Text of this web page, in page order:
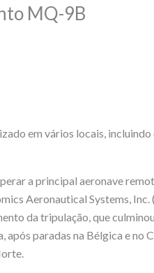
MQ-9B
em vários locais, incluindo
a principal aeronave
Aeronautical Systems,
da tripulação, que
paradas na Bélgica e no